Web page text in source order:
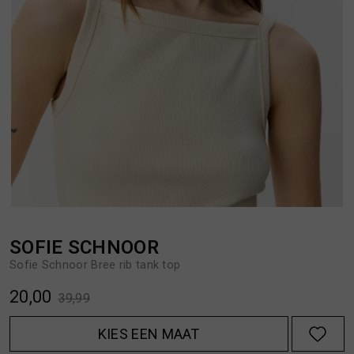
HANDSCHOENEN
HOEDEN
JASSEN
OVERHEMDEN
OVERSHIRTS
SOFIE SCHNOOR
Sofie Schnoor Bree rib tank top
20,00 39,99
KIES EEN MAAT